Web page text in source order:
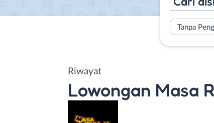
Tanpa
Riwayat
Lowongan Masa